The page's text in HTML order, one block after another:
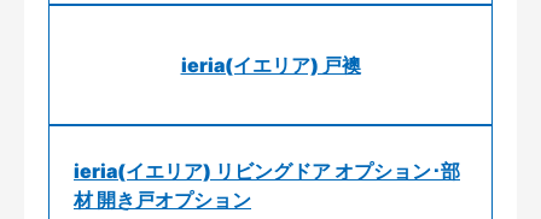
ieria(イエリア) 戸襖
ieria(イエリア) リビングドア オプション･部
材 開き戸オプション